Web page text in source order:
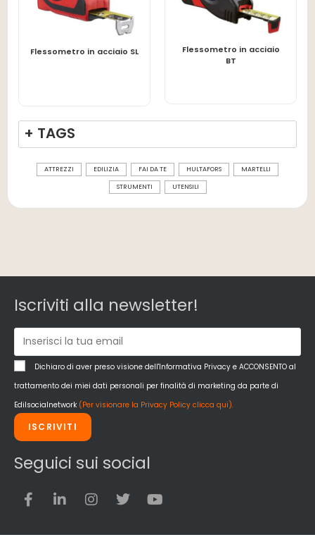
LEGGI TUTTO
Flessometro in acciaio SL LEGGI TUTTO
Flessometro in acciaio
BT
+ TAGS
ATTREZZI EDILIZIA FAI DA TE HULTAFORS MARTELLI
STRUMENTI UTENSILI
Iscriviti alla newsletter!
Dichiaro di aver preso visione dell'Informativa Privacy e ACCONSENTO al
trattamento dei miei dati personali per finalità di marketing da parte di
Edilsocialnetwork (Per visionare la Privacy Policy clicca qui).
ISCRIVITI
Seguici sui social